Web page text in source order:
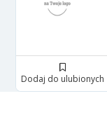
Dodaj do ulubionych